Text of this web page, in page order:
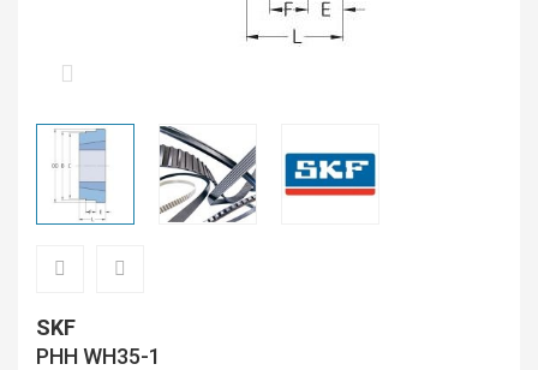
SKF
PHH WH35-1